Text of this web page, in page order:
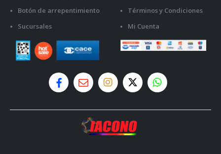
Botón de arrepentimiento
Sucursales
Términos y Condiciones
Mi Cuenta